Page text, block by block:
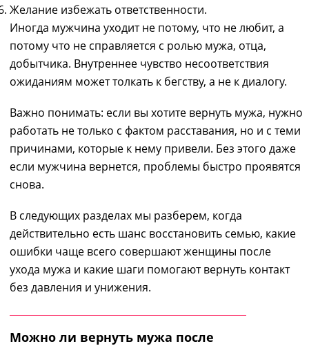
Желание избежать ответственности.
Иногда мужчина уходит не потому, что не любит, а
потому что не справляется с ролью мужа, отца,
добытчика. Внутреннее чувство несоответствия
ожиданиям может толкать к бегству, а не к диалогу.
Важно понимать: если вы хотите вернуть мужа, нужно
работать не только с фактом расставания, но и с теми
причинами, которые к нему привели. Без этого даже
если мужчина вернется, проблемы быстро проявятся
снова.
В следующих разделах мы разберем, когда
действительно есть шанс восстановить семью, какие
ошибки чаще всего совершают женщины после
ухода мужа и какие шаги помогают вернуть контакт
без давления и унижения.
Можно ли вернуть мужа после